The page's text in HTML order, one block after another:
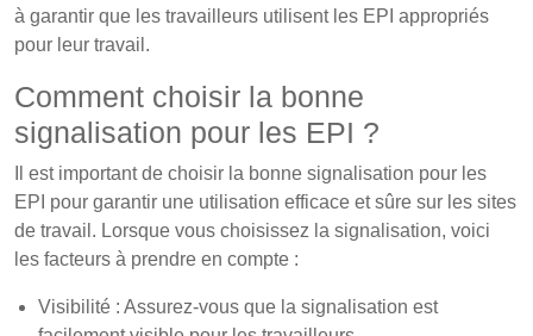
à garantir que les travailleurs utilisent les EPI appropriés
pour leur travail.
Comment choisir la bonne
signalisation pour les EPI ?
Il est important de choisir la bonne signalisation pour les
EPI pour garantir une utilisation efficace et sûre sur les sites
de travail. Lorsque vous choisissez la signalisation, voici
les facteurs à prendre en compte :
Visibilité : Assurez-vous que la signalisation est